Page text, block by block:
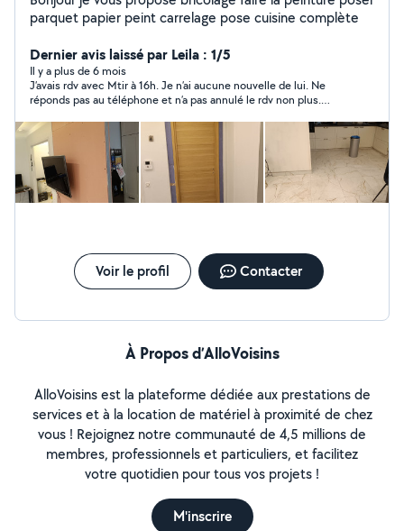
parquet papier peint carrelage pose cuisine complète
Dernier avis laissé par Leila : 1/5
Il y a plus de 6 mois
J’avais rdv avec Mtir à 16h. Je n’ai aucune nouvelle de lui. Ne
réponds pas au téléphone et n’a pas annulé le rdv non plus.
Voir le profil Contacter
À Propos d’AlloVoisins
AlloVoisins est la plateforme dédiée aux prestations de
services et à la location de matériel à proximité de chez
vous ! Rejoignez notre communauté de 4,5 millions de
membres, professionnels et particuliers, et facilitez
votre quotidien pour tous vos projets !
M'inscrire